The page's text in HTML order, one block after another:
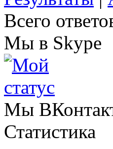
Всего
Мы в Skype
Мы
Статистика